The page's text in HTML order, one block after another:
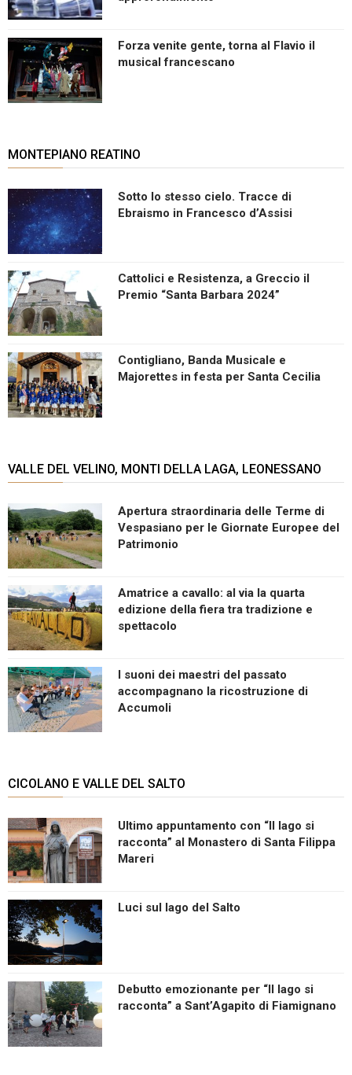
Forza venite gente, torna al Flavio il
musical francescano
MONTEPIANO REATINO
Sotto lo stesso cielo. Tracce di
Ebraismo in Francesco d’Assisi
Cattolici e Resistenza, a Greccio il
Premio “Santa Barbara 2024”
Contigliano, Banda Musicale e
Majorettes in festa per Santa Cecilia
VALLE DEL VELINO, MONTI DELLA LAGA, LEONESSANO
Apertura straordinaria delle Terme di
Vespasiano per le Giornate Europee del
Patrimonio
Amatrice a cavallo: al via la quarta
edizione della fiera tra tradizione e
spettacolo
I suoni dei maestri del passato
accompagnano la ricostruzione di
Accumoli
CICOLANO E VALLE DEL SALTO
Ultimo appuntamento con “Il lago si
racconta” al Monastero di Santa Filippa
Mareri
Luci sul lago del Salto
Debutto emozionante per “Il lago si
racconta” a Sant’Agapito di Fiamignano